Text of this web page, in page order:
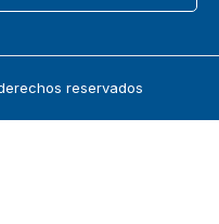
reservados